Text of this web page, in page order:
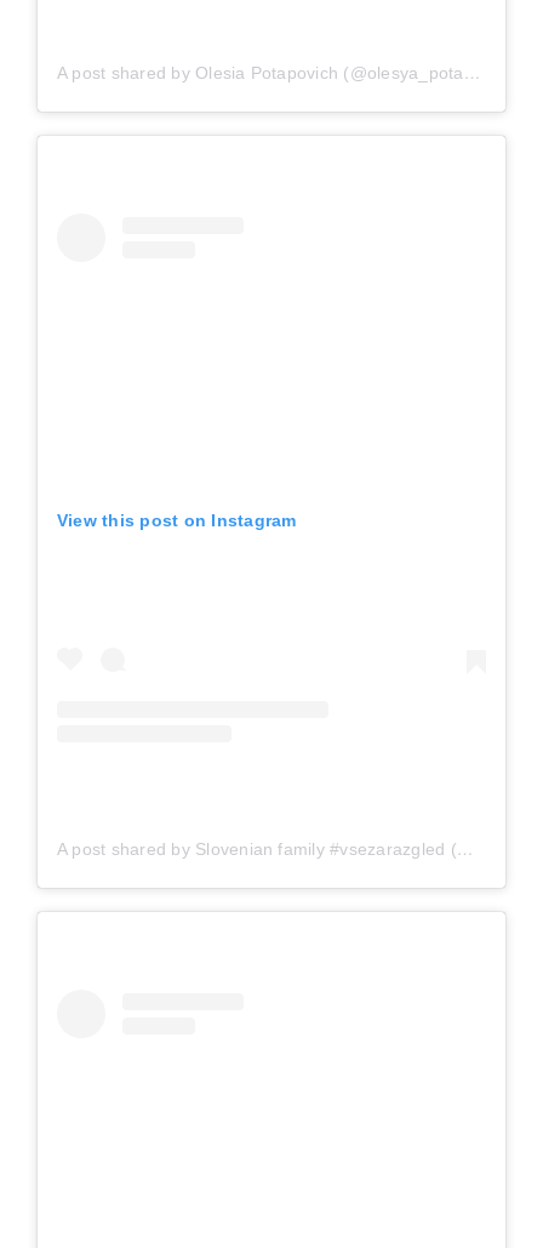
A post shared by Olesia Potapovich (@olesya_potapovich)
View this post on Instagram
A post shared by Slovenian family #vsezarazgled (@vsezarazgled)